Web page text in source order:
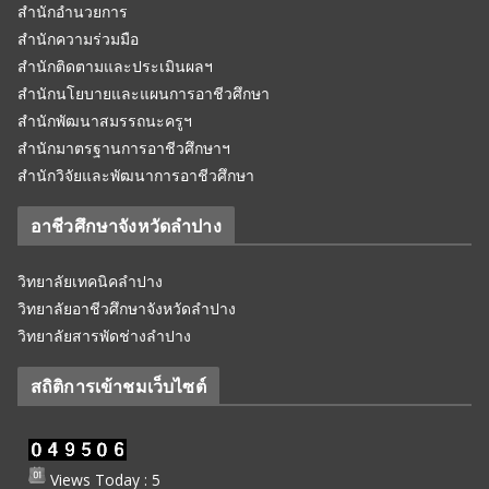
สำนักอำนวยการ
สำนักความร่วมมือ
สำนักติดตามและประเมินผลฯ
สำนักนโยบายและแผนการอาชีวศึกษา
สำนักพัฒนาสมรรถนะครูฯ
สำนักมาตรฐานการอาชีวศึกษาฯ
สำนักวิจัยและพัฒนาการอาชีวศึกษา
อาชีวศึกษาจังหวัดลำปาง
วิทยาลัยเทคนิคลำปาง
วิทยาลัยอาชีวศึกษาจังหวัดลำปาง
วิทยาลัยสารพัดช่างลำปาง
สถิติการเข้าชมเว็บไซต์
Views Today : 5